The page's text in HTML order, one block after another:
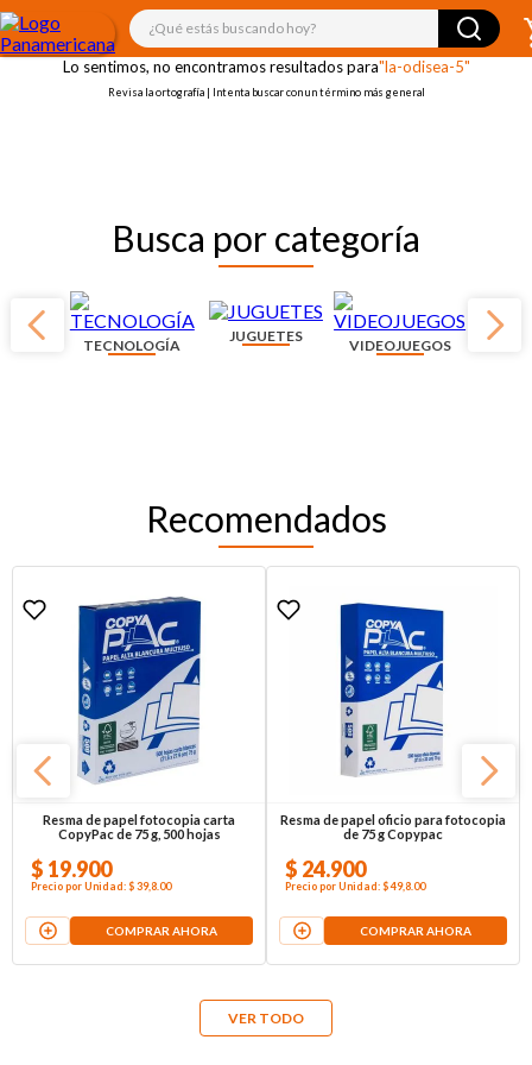
¿Qué estás buscando hoy?
¡OOPS!
Lo sentimos, no encontramos resultados para"la-odisea-5"
Revisa la ortografía | Intenta buscar con un término más general
Busca por categoría
TECNOLOGÍA
JUGUETES
VIDEOJUEGOS
Recomendados
Resma de papel fotocopia carta
CopyPac de 75 g, 500 hojas
$ 19.900
Precio porUnidad:$ 39,8.00
COMPRAR AHORA
Resma de papel oficio para fotocopia
de 75 g Copypac
$ 24.900
Precio porUnidad:$ 49,8.00
COMPRAR AHORA
VER TODO